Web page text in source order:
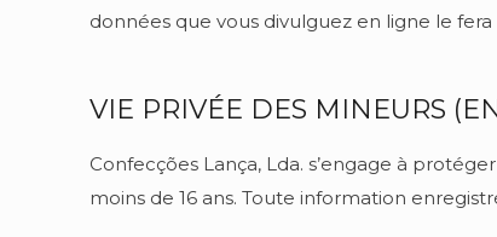
données que vous divulguez en ligne le fera
VIE PRIVÉE DES MINEURS
Confecções Lança, Lda. s’engage à
moins de 16 ans. Toute information